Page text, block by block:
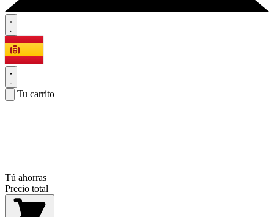
Tu carrito
Tú ahorras
Precio total